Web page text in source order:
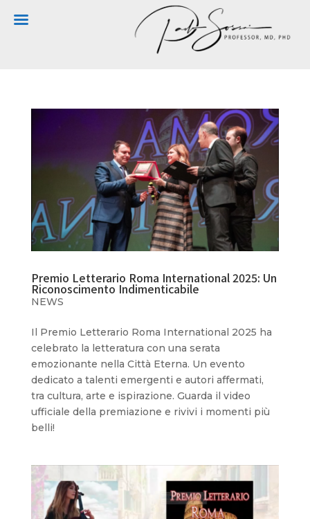
Premio Letterario Roma International 2025: Un
Riconoscimento Indimenticabile
NEWS
Il Premio Letterario Roma International 2025 ha
celebrato la letteratura con una serata
emozionante nella Città Eterna. Un evento
dedicato a talenti emergenti e autori affermati,
tra cultura, arte e ispirazione. Guarda il video
ufficiale della premiazione e rivivi i momenti più
belli!